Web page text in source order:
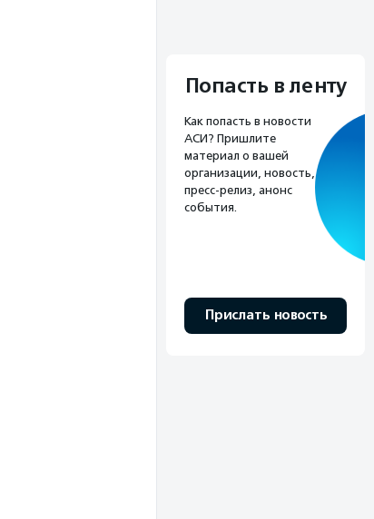
Попасть в ленту
Как попасть в новости
АСИ? Пришлите
материал о вашей
организации, новость,
пресс-релиз, анонс
события.
Прислать новость